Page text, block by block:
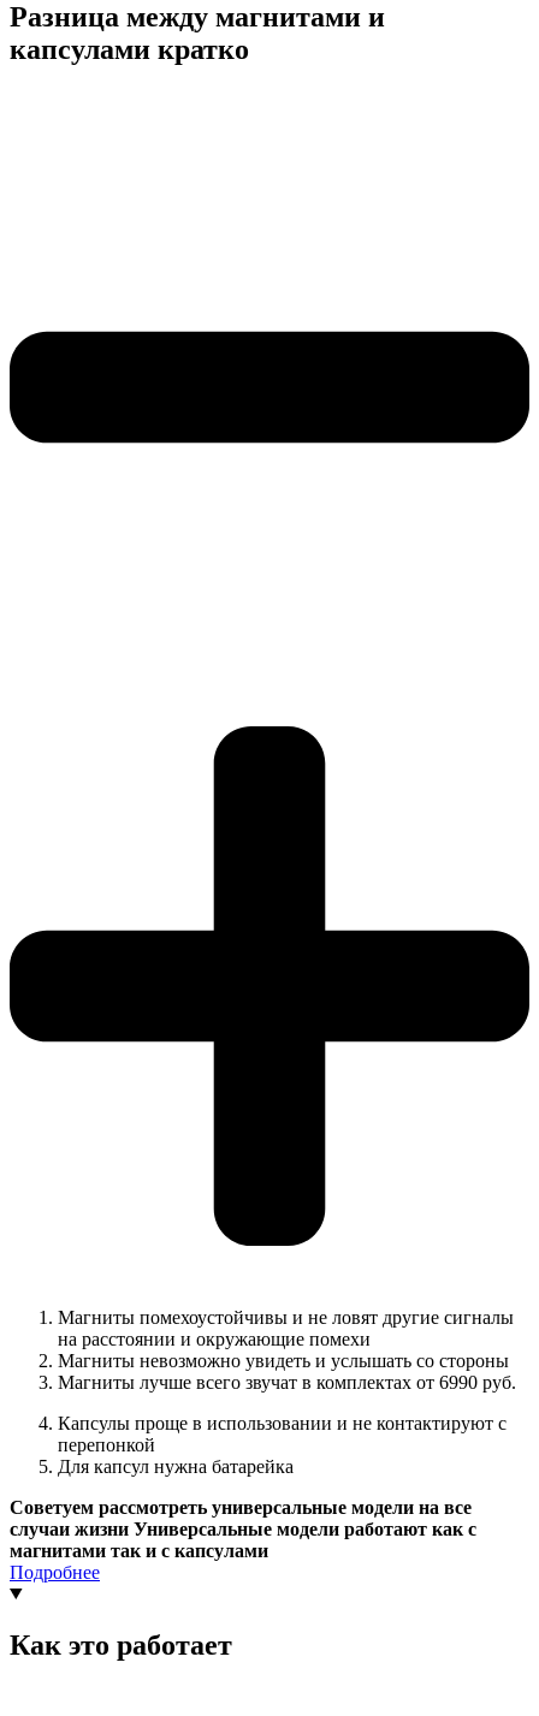
Разница между магнитами и
капсулами кратко
Магниты помехоустойчивы и не ловят другие сигналы
на расстоянии и окружающие помехи
Магниты невозможно увидеть и услышать со стороны
Магниты лучше всего звучат в комплектах от 6990 руб.
Капсулы проще в использовании и не контактируют с
перепонкой
Для капсул нужна батарейка
Советуем рассмотреть универсальные модели на все
случаи жизни Универсальные модели работают как с
магнитами так и с капсулами
Подробнее
Как это работает